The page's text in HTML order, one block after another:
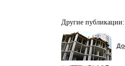
Другие публикации: